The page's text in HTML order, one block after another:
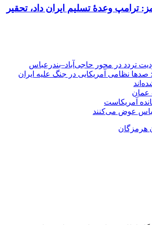
ترامپ وعدۀ تسلیم ایران داد، تحقیر
تردد در محور حاجی‌آباد–بندرعباس
نظامی آمریکایی در جنگ علیه ایران
عمان
آمریکاست
عوض می‌کنند